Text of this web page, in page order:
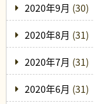
2020年9月 (30)
2020年8月 (31)
2020年7月 (31)
2020年6月 (31)